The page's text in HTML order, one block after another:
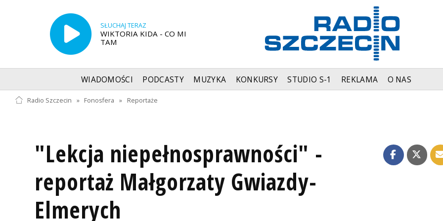
SŁUCHAJ TERAZ
WIKTORIA KIDA - CO MI
TAM
WIADOMOŚCI PODCASTY MUZYKA KONKURSY STUDIO S-1 REKLAMA O NAS
Radio Szczecin » Fonosfera » Reportaże
"Lekcja niepełnosprawności" -
reportaż Małgorzaty Gwiazdy-
Elmerych